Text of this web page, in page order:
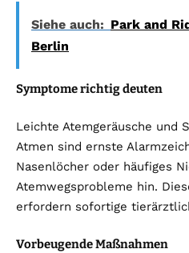
Siehe auch: Park and
Berlin
Symptome richtig deuten
Leichte Atemgeräusche und
Atmen sind ernste
Nasenlöcher oder häufiges
Atemwegsprobleme hin.
erfordern sofortige
Vorbeugende Maßnahmen